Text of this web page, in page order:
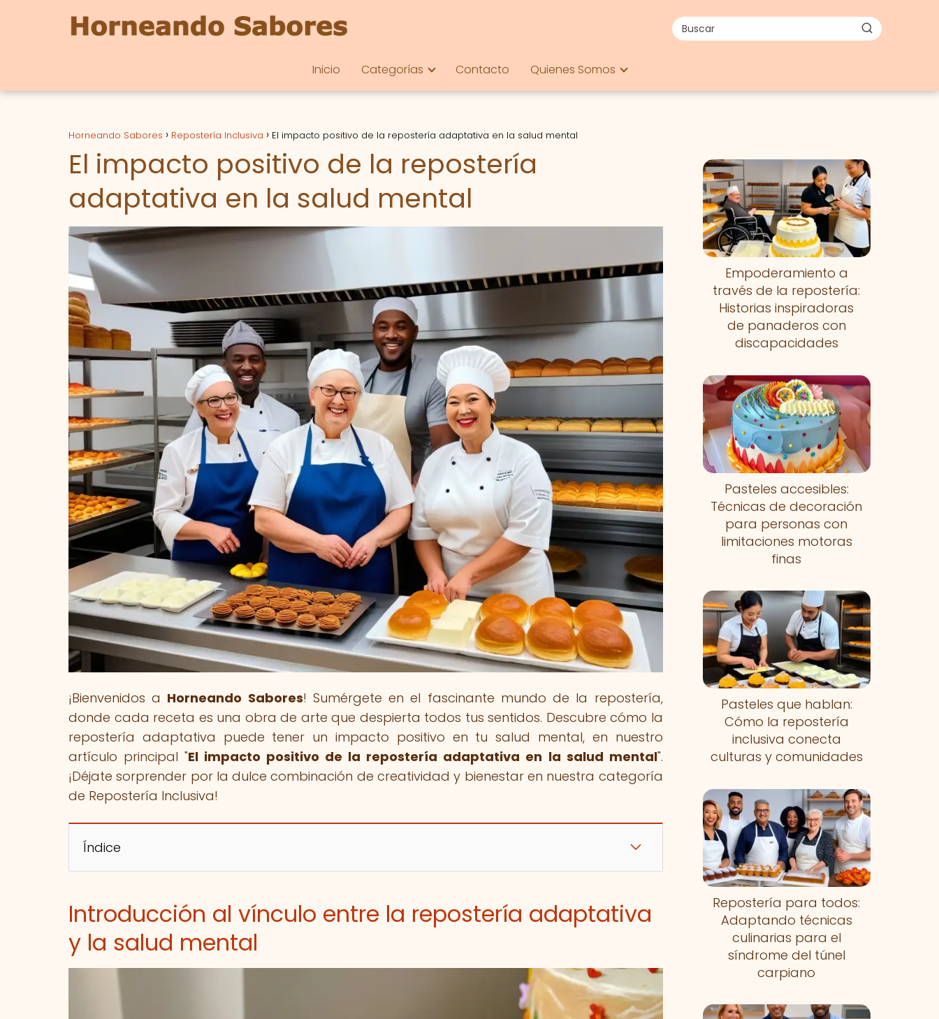
Inicio Categorías Contacto Quienes Somos
Horneando Sabores Repostería Inclusiva El impacto positivo de la repostería adaptativa en la salud mental
El impacto positivo de la repostería
adaptativa en la salud mental
¡Bienvenidos a Horneando Sabores! Sumérgete en el fascinante mundo de la repostería,
donde cada receta es una obra de arte que despierta todos tus sentidos. Descubre cómo la
repostería adaptativa puede tener un impacto positivo en tu salud mental, en nuestro
artículo principal "El impacto positivo de la repostería adaptativa en la salud mental".
¡Déjate sorprender por la dulce combinación de creatividad y bienestar en nuestra categoría
de Repostería Inclusiva!
Índice
Introducción al vínculo entre la repostería adaptativa
y la salud mental
Empoderamiento a
través de la repostería:
Historias inspiradoras
de panaderos con
discapacidades
Pasteles accesibles:
Técnicas de decoración
para personas con
limitaciones motoras
finas
Pasteles que hablan:
Cómo la repostería
inclusiva conecta
culturas y comunidades
Repostería para todos:
Adaptando técnicas
culinarias para el
síndrome del túnel
carpiano